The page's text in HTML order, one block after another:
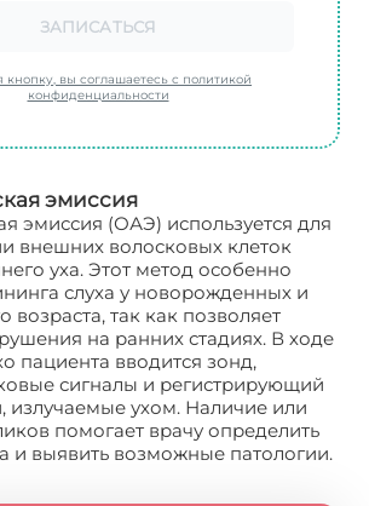
ЗАПИСАТЬСЯ
вы соглашаетесь с политикой
конфиденциальности
эмиссия
эмиссия (ОАЭ) используется для
внешних волосковых клеток
уха. Этот метод особенно
слуха у новорожденных и
возраста, так как позволяет
на ранних стадиях. В ходе
пациента вводится зонд,
сигналы и регистрирующий
излучаемые ухом. Наличие или
помогает врачу определить
и выявить возможные патологии.